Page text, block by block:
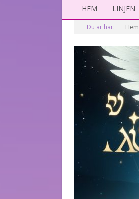
HEM LINJEN
Du är här: Hem